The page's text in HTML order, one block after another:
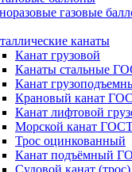
газовые
канаты
Канат грузовой
Канаты стальные
Канат
Крановый канат
Канат лифтовой
Морской канат
Трос оцинкованный
Канат подъёмный
Судовой канат